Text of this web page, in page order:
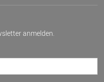
anmelden.